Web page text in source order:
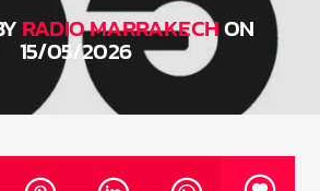
RADIO MARRAKECHON
15/05/2026